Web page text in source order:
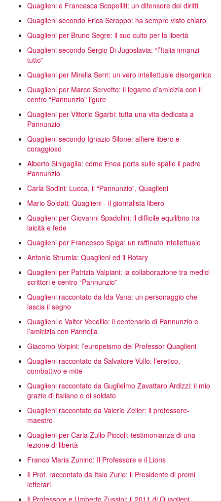
Quaglieni e Francesca Scopelliti: un difensore dei diritti
Quaglieni secondo Erica Scroppo: ha sempre visto chiaro
Quaglieni per Bruno Segre: il suo culto per la libertà
Quaglieni secondo Sergio Di Jugoslavia: “l’Italia innanzi
tutto”
Quaglieni per Mirella Serri: un vero intellettuale disorganico
Quaglieni per Marco Servetto: il legame d’amicizia con il
centro “Pannunzio” ligure
Quaglieni per Vittorio Sgarbi: tutta una vita dedicata a
Pannunzio
Quaglieni secondo Ignazio Silone: alfiere libero e
coraggioso
Alberto Sinigaglia: come Enea porta sulle spalle il padre
Pannunzio
Carla Sodini: Lucca, il “Pannunzio”, Quaglieni
Mario Soldati: Quaglieni - il giornalista libero
Quaglieni per Giovanni Spadolini: il difficile equilibrio tra
laicità e fede
Quaglieni per Francesco Spiga: un raffinato intellettuale
Antonio Strumia: Quaglieni ed il Rotary
Quaglieni per Patrizia Valpiani: la collaborazione tra medici
scrittori e centro “Pannunzio”
Quaglieni raccontato da Ida Vana: un personaggio che
lascia il segno
Quaglieni e Valter Vecellio: il centenario di Pannunzio e
l’amicizia con Pannella
Giacomo Volpini: l’europeismo del Professor Quaglieni
Quaglieni raccontato da Salvatore Vullo: l’eretico,
combattivo e mite
Quaglieni raccontato da Guglielmo Zavattaro Ardizzi: il mio
grazie di italiano e di soldato
Quaglieni raccontato da Valerio Zeller: il professore-
maestro
Quaglieni per Carla Zullo Piccoli: testimonianza di una
lezione di libertà
Franco Maria Zunino: Il Professore e il Lions
Il Prof. raccontato da Italo Zurlo: il Presidente di premi
letterari
Il Professore e Umberto Zussini: il 2011 di Quaglieni